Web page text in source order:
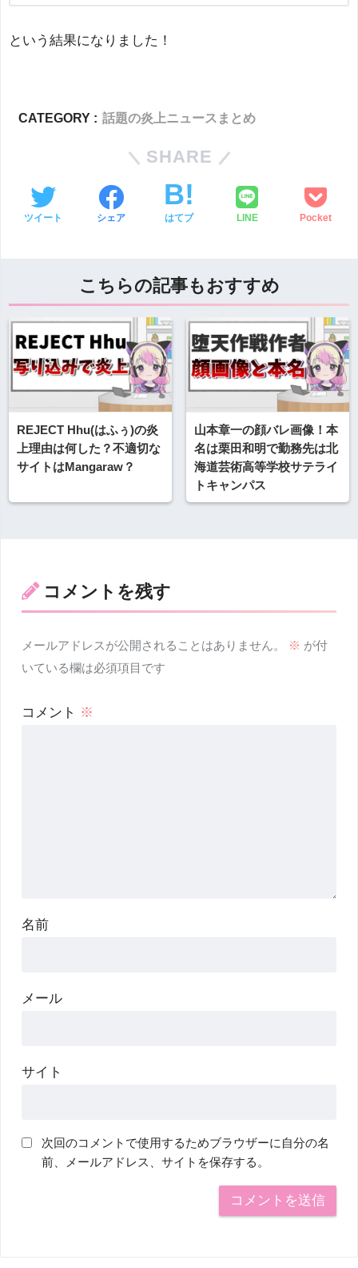
という結果になりました！
CATEGORY : 話題の炎上ニュースまとめ
SHARE
ツイート シェア はてブ LINE Pocket
こちらの記事もおすすめ
REJECT Hhu(はふぅ)の炎
上理由は何した？不適切な
サイトはMangaraw？
山本章一の顔バレ画像！本
名は栗田和明で勤務先は北
海道芸術高等学校サテライ
トキャンパス
コメントを残す
メールアドレスが公開されることはありません。 ※ が付
いている欄は必須項目です
コメント ※
名前
メール
サイト
次回のコメントで使用するためブラウザーに自分の名
前、メールアドレス、サイトを保存する。